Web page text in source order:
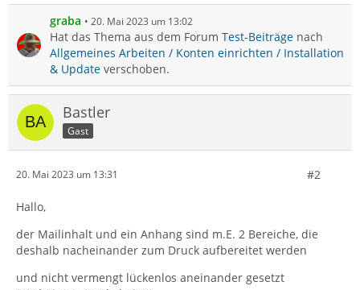
graba 20. Mai 2023 um 13:02
Hat das Thema aus dem Forum Test-Beiträge nach
Allgemeines Arbeiten / Konten einrichten / Installation
& Update verschoben.
Bastler
Gast
20. Mai 2023 um 13:31 #2
Hallo,
der Mailinhalt und ein Anhang sind m.E. 2 Bereiche, die
deshalb nacheinander zum Druck aufbereitet werden
und nicht vermengt lückenlos aneinander gesetzt